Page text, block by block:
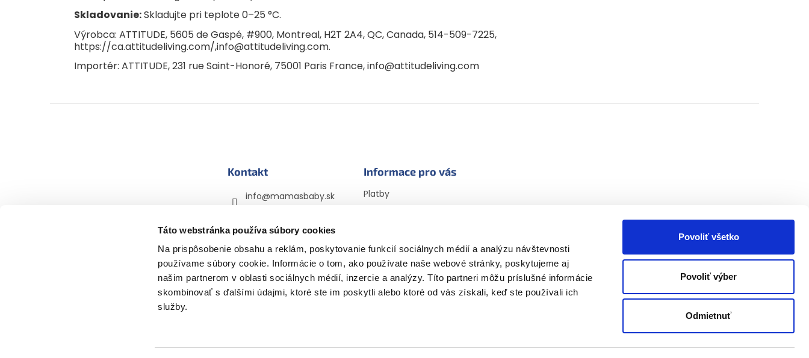
Táto webstránka používa súbory cookies
Na prispôsobenie obsahu a reklám, poskytovanie funkcií sociálnych médií a analýzu návštevnosti
používame súbory cookie. Informácie o tom, ako používate naše webové stránky, poskytujeme aj
našim partnerom v oblasti sociálnych médií, inzercie a analýzy. Títo partneri môžu príslušné informácie
skombinovať s ďalšími údajmi, ktoré ste im poskytli alebo ktoré od vás získali, keď ste používali ich
služby.
Povoliť všetko
Povoliť výber
Odmietnuť
Skladovanie:Skladujte pri teplote 0–25 °C.
Výrobca: ATTITUDE, 5605 de Gaspé, #900, Montreal, H2T 2A4, QC, Canada, 514-509-7225,
https://ca.attitudeliving.com/,info@attitudeliving.com.
Importér: ATTITUDE, 231 rue Saint-Honoré, 75001 Paris France, info@attitudeliving.com
Kontakt
info@mamasbaby.sk
mamasbabyczsk
mamasbaby_czsk
Informace pro vás
Platby
Obchodné podmienky
Podmienky ochrany
osobných údajov
Vyhlásenie cookies